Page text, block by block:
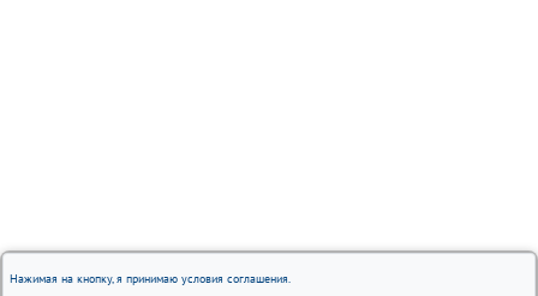
Нажимая на кнопку, я принимаю условия соглашения.